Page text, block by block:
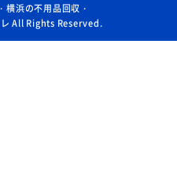
横浜の不用品回収・
All Rights Reserved.